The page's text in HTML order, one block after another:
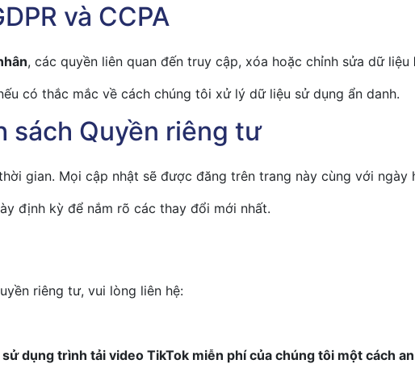
và CCPA
, các quyền liên quan đến truy cập, xóa hoặc chỉnh sửa dữ liệu
có thắc mắc về cách chúng tôi xử lý dữ liệu sử dụng ẩn danh.
sách Quyền riêng tư
gian. Mọi cập nhật sẽ được đăng trên trang này cùng với ngày
định kỳ để nắm rõ các thay đổi mới nhất.
riêng tư, vui lòng liên hệ:
dụng trình tải video TikTok miễn phí của chúng tôi một cách